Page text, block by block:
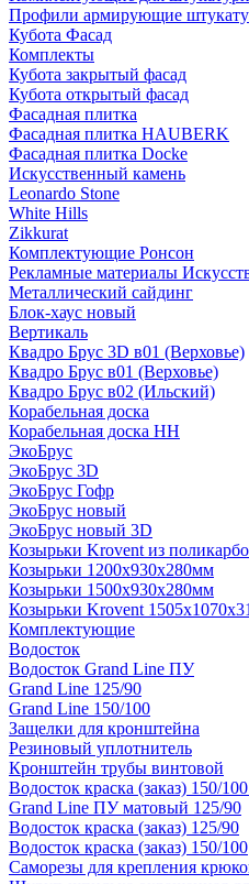
Профили армирующие
Кубота Фасад
Комплекты
Кубота закрытый фасад
Кубота открытый фасад
Фасадная плитка
Фасадная плитка HAUBERK
Фасадная плитка Docke
Искусственный камень
Leonardo Stone
White Hills
Zikkurat
Комплектующие Ронсон
Рекламные материалы
Металлический сайдинг
Блок-хаус новый
Вертикаль
Квадро Брус 3D в01 (Верховье)
Квадро Брус в01 (Верховье)
Квадро Брус в02 (Ильский)
Корабельная доска
Корабельная доска НН
ЭкоБрус
ЭкоБрус 3D
ЭкоБрус Гофр
ЭкоБрус новый
ЭкоБрус новый 3D
Козырьки Krovent из
Козырьки 1200х930х280мм
Козырьки 1500х930х280мм
Козырьки Krovent
Комплектующие
Водосток
Водосток Grand Line ПУ
Grand Line 125/90
Grand Line 150/100
Защелки для кронштейна
Резиновый уплотнитель
Кронштейн трубы винтовой
Водосток краска (заказ) 150/
Grand Line ПУ матовый 125/90
Водосток краска (заказ) 125/90
Водосток краска (заказ) 150/100
Саморезы для крепления